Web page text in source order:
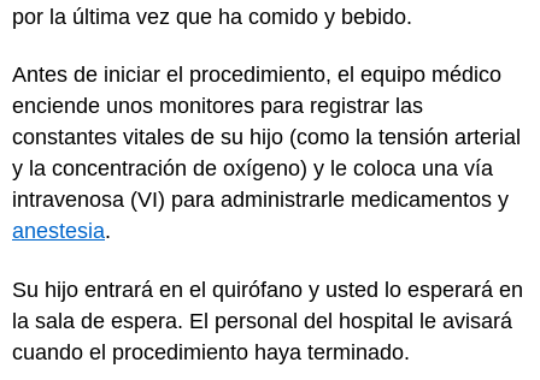
por la última vez que ha comido y bebido.
Antes de iniciar el procedimiento, el equipo médico
enciende unos monitores para registrar las
constantes vitales de su hijo (como la tensión arterial
y la concentración de oxígeno) y le coloca una vía
intravenosa (VI) para administrarle medicamentos y
anestesia.
Su hijo entrará en el quirófano y usted lo esperará en
la sala de espera. El personal del hospital le avisará
cuando el procedimiento haya terminado.